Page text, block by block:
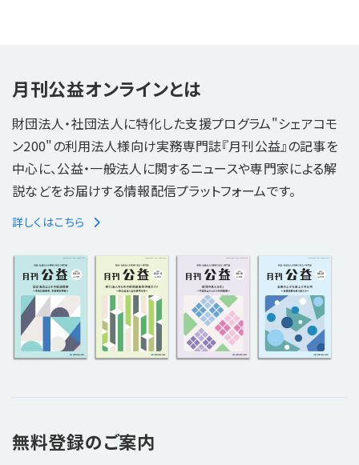
月刊公益オンラインとは
財団法人・社団法人に特化した支援プログラム"シェアコモ
ン200"の利用法人様向け実務専門誌『月刊公益』の記事を
中心に、公益・一般法人に関するニュースや専門家による解
説などをお届けする情報配信プラットフォームです。
詳しくはこちら
無料登録のご案内